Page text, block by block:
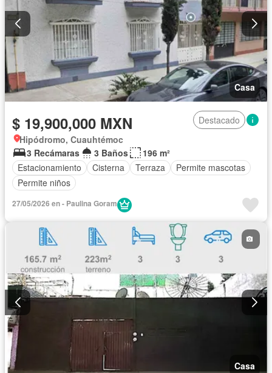
Casa
$ 19,900,000 MXN
Destacado
Hipódromo, Cuauhtémoc
3 Recámaras
3 Baños
196 m²
Estacionamiento
Cisterna Terraza
Permite mascotas
Permite niños
27/05/2026 en - Paulina Goram
Casa